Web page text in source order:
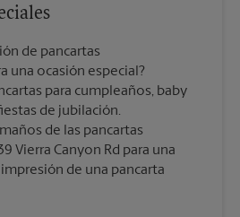
de pancartas
una ocasión especial?
para cumpleaños, baby
de jubilación.
de las pancartas
Vierra Canyon Rd para una
de una pancarta